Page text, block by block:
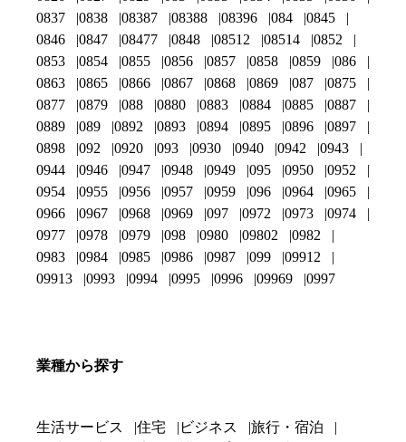
0837
0838 08387 08388 08396 084
0845
0846
0847 08477 0848 08512 08514
0852
0853
0854 0855 0856 0857 0858 0859
086
0863
0865 0866 0867 0868 0869 087
0875
0877
0879 088 0880 0883 0884 0885
0887
0889
089 0892 0893 0894 0895 0896
0897
0898
092 0920 093 0930 0940 0942
0943
0944
0946 0947 0948 0949 095 0950
0952
0954
0955 0956 0957 0959 096 0964
0965
0966
0967 0968 0969 097 0972 0973
0974
0977
0978 0979 098 0980 09802
0982
0983
0984 0985 0986 0987 099
09912
09913
0993 0994 0995 0996 09969 0997
業種から探す
生活サービス 住宅 ビジネス
旅行・宿泊